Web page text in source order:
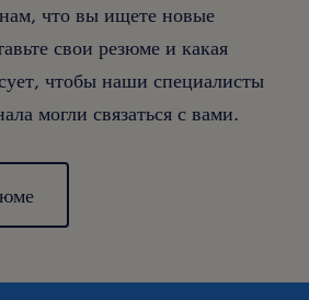
что вы ищете новые
свои резюме и какая
чтобы наши специалисты
могли связаться с вами.